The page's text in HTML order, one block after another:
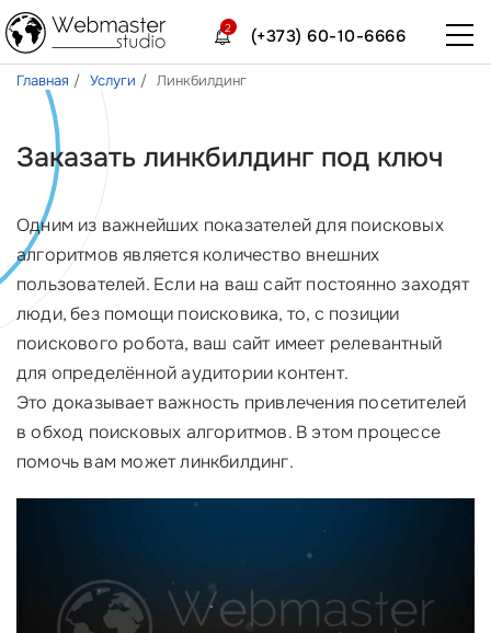
(+373) 60-10-6666
2
Главная Услуги Линкбилдинг
Заказать линкбилдинг под ключ
Одним из важнейших показателей для поисковых
алгоритмов является количество внешних
пользователей. Если на ваш сайт постоянно заходят
люди, без помощи поисковика, то, с позиции
поискового робота, ваш сайт имеет релевантный
для определённой аудитории контент.
Это доказывает важность привлечения посетителей
в обход поисковых алгоритмов. В этом процессе
помочь вам может линкбилдинг.